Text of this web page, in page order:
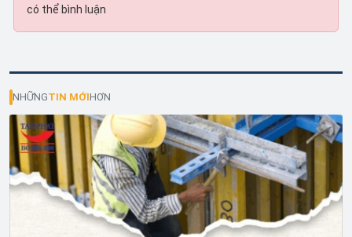
có thể bình luận
NHỮNGTIN MỚIHƠN